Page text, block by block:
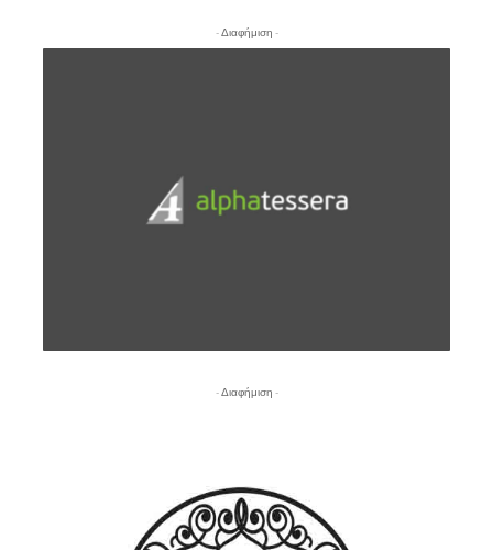
- Διαφήμιση -
- Διαφήμιση -